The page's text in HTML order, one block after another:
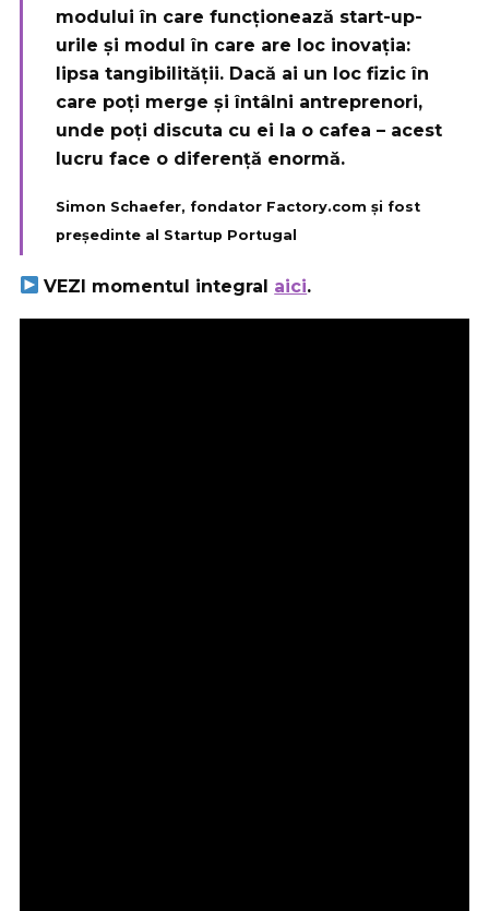
modului în care funcționează start-up-
urile și modul în care are loc inovația:
lipsa tangibilității. Dacă ai un loc fizic în
care poți merge și întâlni antreprenori,
unde poți discuta cu ei la o cafea – acest
lucru face o diferență enormă.
Simon Schaefer, fondator Factory.com și fost
președinte al Startup Portugal
VEZI momentul integral aici.